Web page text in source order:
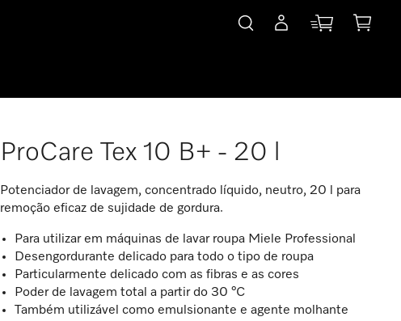
ProCare Tex 10 B+ - 20 l
Potenciador de lavagem, concentrado líquido, neutro, 20 l para
remoção eficaz de sujidade de gordura.
Para utilizar em máquinas de lavar roupa Miele Professional
Desengordurante delicado para todo o tipo de roupa
Particularmente delicado com as fibras e as cores
Poder de lavagem total a partir do 30 °C
Também utilizável como emulsionante e agente molhante